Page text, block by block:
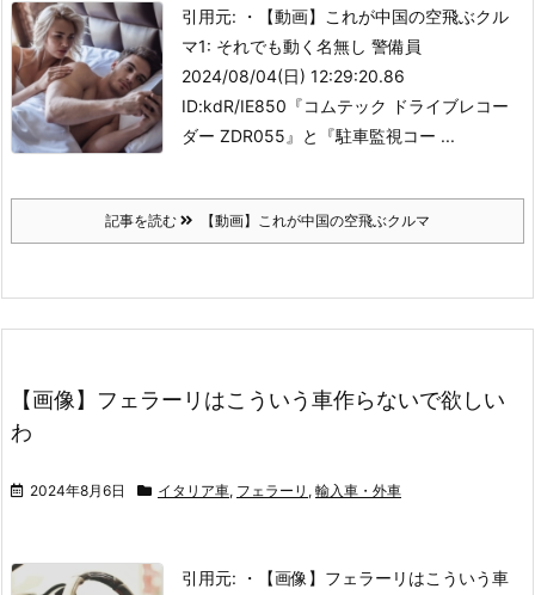
引用元: ・【動画】これが中国の空飛ぶクル
マ1: それでも動く名無し 警備員
2024/08/04(日) 12:29:20.86
ID:kdR/IE850 『コムテック ドライブレコー
ダー ZDR055』と『駐車監視コー ...
記事を読む 【動画】これが中国の空飛ぶクルマ
【画像】フェラーリはこういう車作らないで欲しい
わ
2024年8月6日 イタリア車, フェラーリ , 輸入車・外車
引用元: ・【画像】フェラーリはこういう車